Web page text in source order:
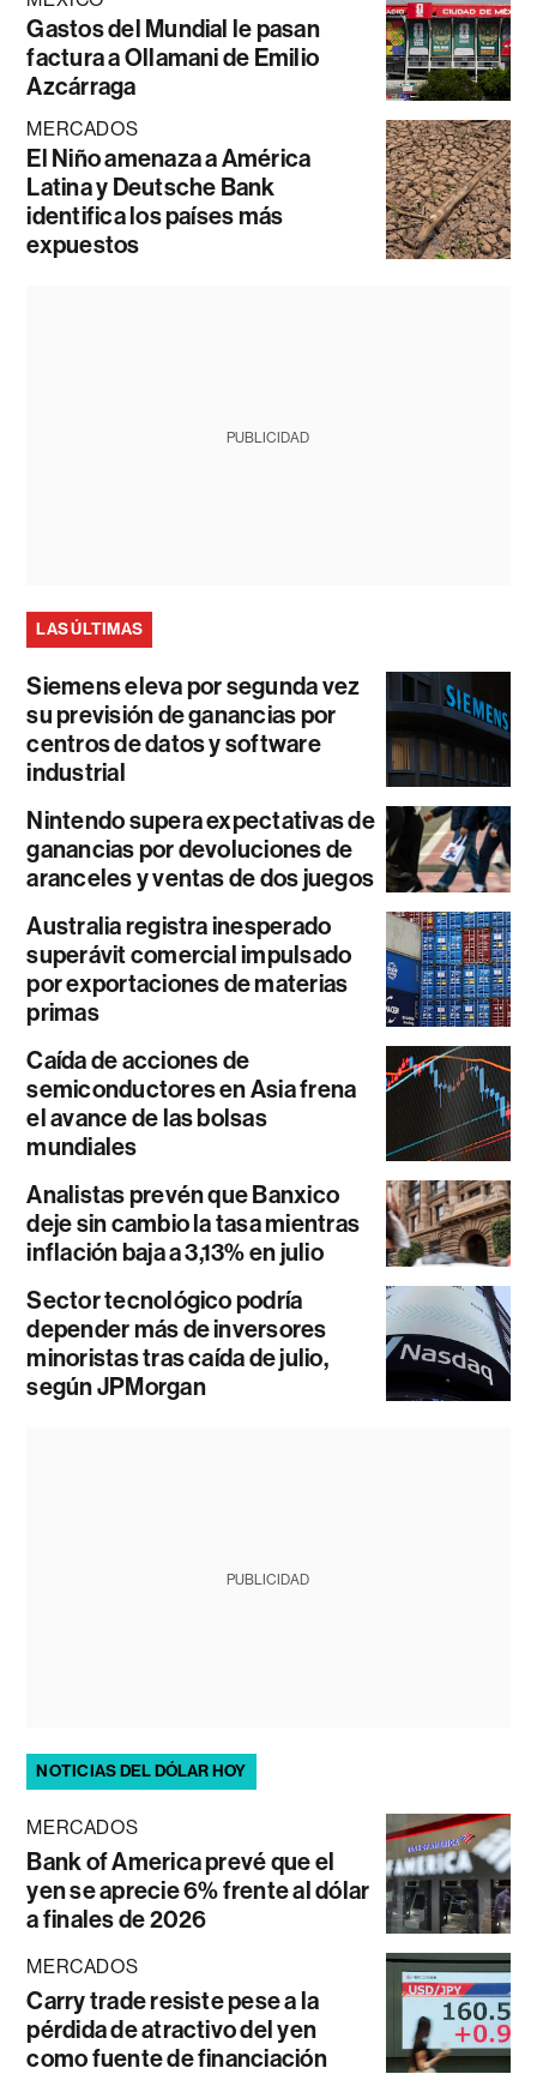
Gastos del Mundial le pasan
factura a Ollamani de Emilio
Azcárraga
MERCADOS
El Niño amenaza a América
Latina y Deutsche Bank
identifica los países más
expuestos
PUBLICIDAD
LAS ÚLTIMAS
Siemens eleva por segunda vez
su previsión de ganancias por
centros de datos y software
industrial
Nintendo supera expectativas de
ganancias por devoluciones de
aranceles y ventas de dos juegos
Australia registra inesperado
superávit comercial impulsado
por exportaciones de materias
primas
Caída de acciones de
semiconductores en Asia frena
el avance de las bolsas
mundiales
Analistas prevén que Banxico
deje sin cambio la tasa mientras
inflación baja a 3,13% en julio
Sector tecnológico podría
depender más de inversores
minoristas tras caída de julio,
según JPMorgan
PUBLICIDAD
NOTICIAS DEL DÓLAR HOY
MERCADOS
Bank of America prevé que el
yen se aprecie 6% frente al dólar
a finales de 2026
MERCADOS
Carry trade resiste pese a la
pérdida de atractivo del yen
como fuente de financiación